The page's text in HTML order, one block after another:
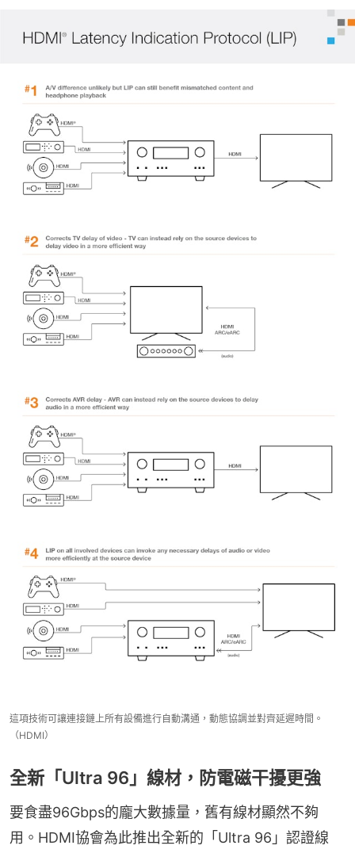
這項技術可讓連接鏈上所有設備進行自動溝通，動態協調並對齊延遲時間。
（HDMI）
全新「Ultra 96」線材，防電磁干擾更強
要食盡96Gbps的龐大數據量，舊有線材顯然不夠
用。HDMI協會為此推出全新的「Ultra 96」認證線